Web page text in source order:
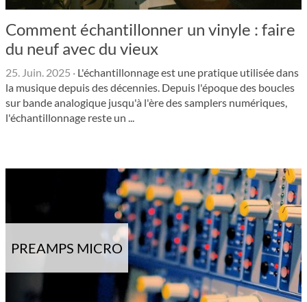
Comment échantillonner un vinyle : faire
du neuf avec du vieux
25. Juin. 2025 · L'échantillonnage est une pratique utilisée dans
la musique depuis des décennies. Depuis l'époque des boucles
sur bande analogique jusqu'à l'ère des samplers numériques,
l'échantillonnage reste un ...
PREAMPS MICRO